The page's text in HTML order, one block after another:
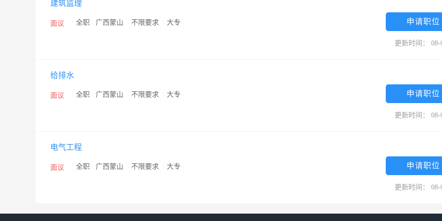
的质量方针，发扬“励精图治，创新图强”的精神，创建“平果铝监理”的品牌，稳步扩大经营规模，继续实践“走出去”战略，努力将
“平果铝监理”做大、做强、做精、做久。
建筑监理
面议 全职 广西蒙山 不限要求 大专 申请职位
更新时间： 08-
给排水
面议 全职 广西蒙山 不限要求 大专 申请职位
更新时间： 08-
电气工程
面议 全职 广西蒙山 不限要求 大专 申请职位
更新时间： 08-